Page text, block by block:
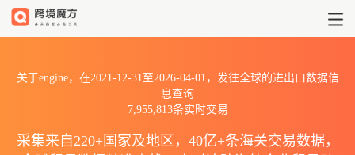
关于engine，在2021-12-31至2026-04-01，发往全球的进出口数据信
息查询
7,955,813条实时交易
采集来自220+国家及地区，40亿+条海关交易数据，